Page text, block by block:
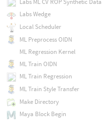
Labs Wedge
Local Scheduler
ML Preprocess OIDN
ML Regression Kernel
ML Train OIDN
ML Train Regression
ML Train Style Transfer
Make Directory
Maya Block Begin